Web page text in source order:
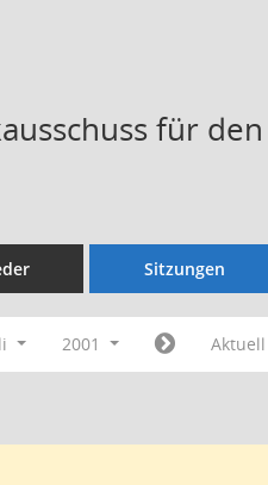
für
Sitzungen
2001 Aktuell